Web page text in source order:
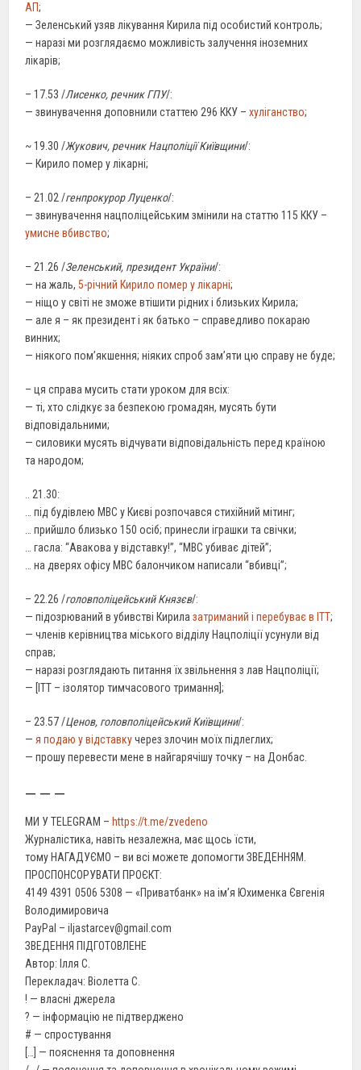
АП;
— Зеленський узяв лікування Кирила під особистий контроль;
— наразі ми розглядаємо можливість залучення іноземних
лікарів;
– 17.53 /Лисенко, речник ГПУ/:
— звинувачення доповнили статтею 296 ККУ –хуліганство;
~ 19.30 /Жукович, речник Нацполіції Київщини/:
— Кирило помер у лікарні;
– 21.02 /генпрокурор Луценко/:
— звинувачення нацполіцейським змінили на статтю 115 ККУ –
умисне вбивство;
– 21.26 /Зеленський, президент України/:
— на жаль, 5-річний Кирило помер у лікарні;
— ніщо у світі не зможе втішити рідних і близьких Кирила;
— але я – як президент і як батько – справедливо покараю
винних;
— ніякого пом’якшення; ніяких спроб зам’яти цю справу не буде;
– ця справа мусить стати уроком для всіх:
— ті, хто слідкує за безпекою громадян, мусять бути
відповідальними;
— силовики мусять відчувати відповідальність перед країною
та народом;
.. 21.30:
… під будівлею МВС у Києві розпочався стихійний мітинг;
… прийшло близько 150 осіб; принесли іграшки та свічки;
… гасла: “Авакова у відставку!”, “МВС убиває дітей”;
… на дверях офісу МВС балончиком написали “вбивці”;
– 22.26 /головполіцейський Князєв/:
— підозрюваний в убивстві Кирилазатриманий і перебуває в ІТТ;
— членів керівництва міського відділу Нацполіції усунули від
справ;
— наразі розглядають питання їх звільнення з лав Нацполіції;
— [ІТТ – ізолятор тимчасового тримання];
– 23.57 /Ценов, головполіцейський Київщини/:
—я подаю у відставкучерез злочин моїх підлеглих;
— прошу перевести мене в найгарячішу точку – на Донбас.
— — —
МИ У TELEGRAM – https://t.me/zvedeno
Журналістика, навіть незалежна, має щось їсти,
тому НАГАДУЄМО – ви всі можете допомогти ЗВЕДЕННЯМ.
ПРОСПОНСОРУВАТИ ПРОЄКТ:
4149 4391 0506 5308 — «Приватбанк» на імʼя Юхименка Євгенія
Володимировича
PayPal – iljastarcev@gmail.com
ЗВЕДЕННЯ ПІДГОТОВЛЕНЕ
Автор: Ілля С.
Перекладач: Віолетта С.
! — власні джерела
? — інформацію не підтверджено
# — спростування
[…] — пояснення та доповнення